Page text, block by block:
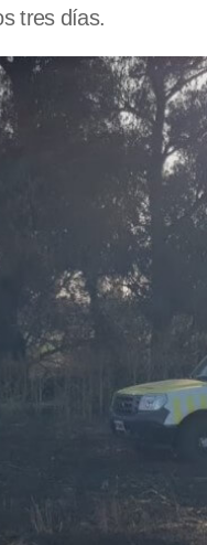
tres días.